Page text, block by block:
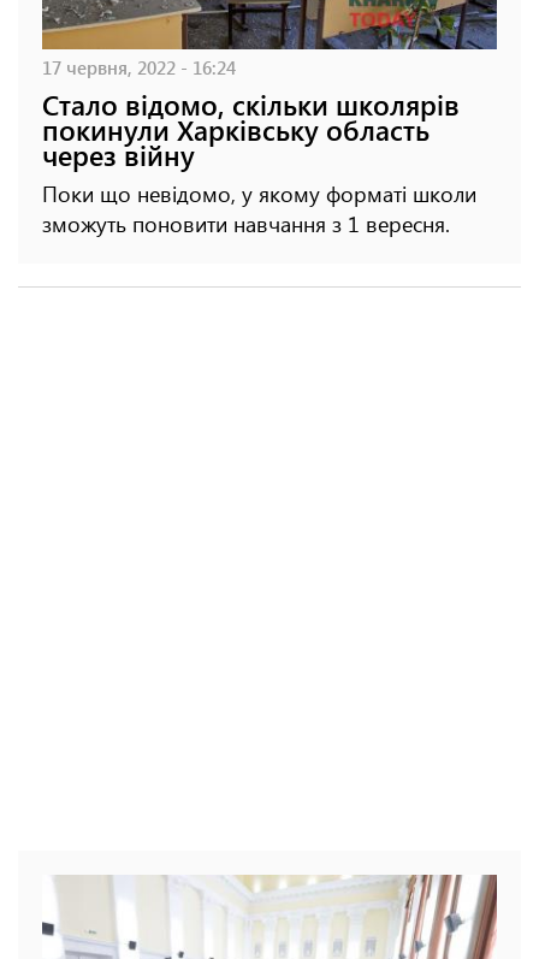
17 червня, 2022 - 16:24
Стало відомо, скільки школярів
покинули Харківську область
через війну
Поки що невідомо, у якому форматі школи
зможуть поновити навчання з 1 вересня.